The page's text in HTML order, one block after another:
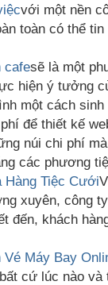
với một nền
toàn có thể
cafesẽ là một
hiện ý tưởng
một cách
để thiết kế
núi chi phí
các phương
Hàng Tiệc Cưới
xuyên, công
đến, khách
Máy Bay
cứ lúc nào